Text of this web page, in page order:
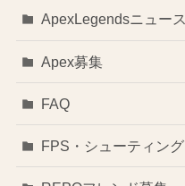
ApexLegendsニュース
Apex募集
FAQ
FPS・シューティング